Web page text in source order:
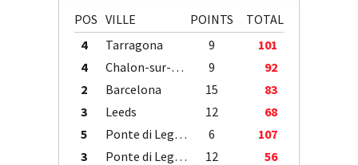
POS VILLE POINTS
TOTAL
4
Tarragona 9
101
4
Chalon-sur-Saône 9
92
2
Barcelona 15
83
3
Leeds 12
68
5
Ponte di Legno 6
107
3
Ponte di Legno 12
56